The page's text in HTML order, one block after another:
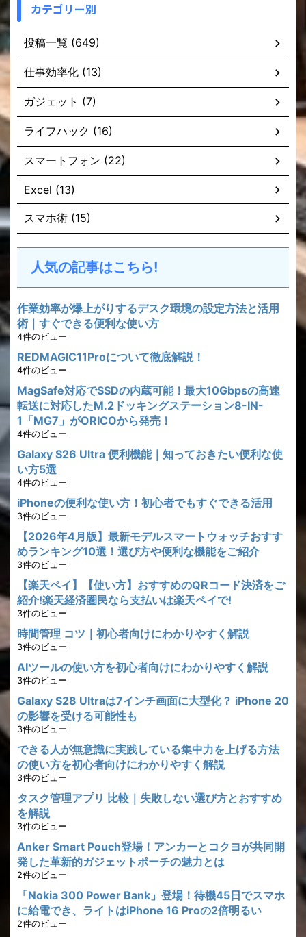
カテゴリー別
投稿一覧 (649)
仕事効率化 (13)
ガジェット (7)
ライフハック (16)
スマートフォン (22)
Excel (13)
スマホ術 (15)
人気の記事はこちら!
作業効率が爆上がりするデスク環境の設定方法と活用
術｜すぐできる便利な使い方
4件のビュー
REDMAGIC11Proについて徹底解説！
4件のビュー
MagSafe対応でSSDの内蔵可能！最大10Gbpsの高速
転送に対応したM.2ドッキングステーション8-IN-
1「MG7」がORICOから発売！
4件のビュー
Galaxy S26 Ultra 便利機能｜知っておきたい便利な使
い方5選
4件のビュー
iPhoneの便利な使い方！初心者でもすぐできる活用
3件のビュー
【2026年4月版】最新モデルスマートウォッチおすす
めランキング10選！選び方や便利な機能をご紹介
3件のビュー
【楽天ペイ】【使い方】おすすめのQRコード決済をご
紹介!楽天経済圏民なら支払いは楽天ペイで!
3件のビュー
時間管理 コツ｜初心者向けにわかりやすく解説
3件のビュー
AIツールの使い方を初心者向けにわかりやすく解説
3件のビュー
Galaxy S28 Ultraは7インチ画面に大型化？ iPhone 20
の影響を受ける可能性も
3件のビュー
できる人が無意識に実践している集中力を上げる方法
の使い方を初心者向けにわかりやすく解説
3件のビュー
タスク管理アプリ 比較｜失敗しない選び方とおすすめ
を解説
3件のビュー
Anker Smart Pouch登場！アンカーとコクヨが共同開
発した革新的ガジェットポーチの魅力とは
2件のビュー
「Nokia 300 Power Bank」登場！待機45日でスマホ
に給電でき、ライトはiPhone 16 Proの2倍明るい
2件のビュー